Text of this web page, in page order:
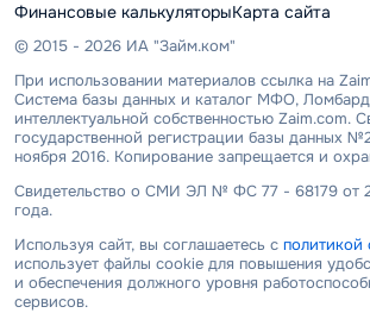
Финансовые калькуляторыКарта сайта
© 2015 - 2026 ИА "Займ.ком"
При использовании материалов ссылка на
Система базы данных и каталог МФО,
интеллектуальной собственностью Zaim.com.
государственной регистрации базы данных
ноября 2016. Копирование запрещается и
Свидетельство о СМИ ЭЛ № ФС 77 - 68179 от
года.
Используя сайт, вы соглашаетесь с политикой
использует файлы cookie для повышения
и обеспечения должного уровня
сервисов.